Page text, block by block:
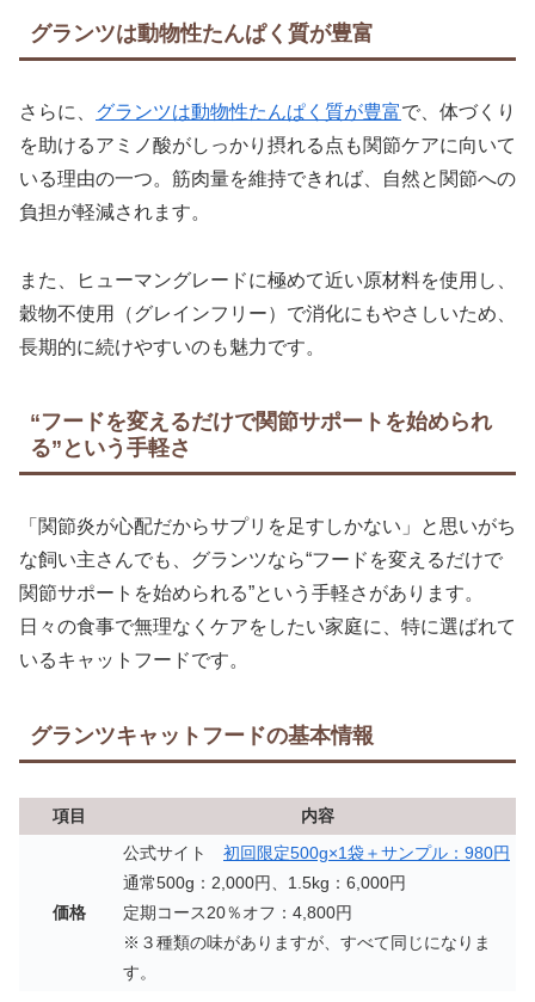
グランツは動物性たんぱく質が豊富
さらに、 グランツは動物性たんぱく質が豊富で、体づくり
を助けるアミノ酸がしっかり摂れる点も関節ケアに向いて
いる理由の一つ。筋肉量を維持できれば、自然と関節への
負担が軽減されます。
また、ヒューマングレードに極めて近い原材料を使用し、
穀物不使用（グレインフリー）で消化にもやさしいため、
長期的に続けやすいのも魅力です。
“フードを変えるだけで関節サポートを始められ
る”という手軽さ
「関節炎が心配だからサプリを足すしかない」と思いがち
な飼い主さんでも、グランツなら“フードを変えるだけで
関節サポートを始められる”という手軽さがあります。
日々の食事で無理なくケアをしたい家庭に、特に選ばれて
いるキャットフードです。
グランツキャットフードの基本情報
項目 内容
価格
公式サイト 初回限定500g×1袋＋サンプル：980円
通常500g：2,000円、1.5kg：6,000円
定期コース20％オフ：4,800円
※３種類の味がありますが、すべて同じになりま
す。